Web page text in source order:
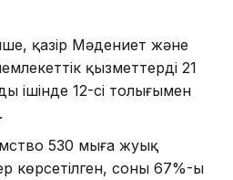
қазір Мәдениет және
қызметтердің 21
ішінде 12-сі толығымен
530 мыңға жуық
көрсетілген, соның 67%-ы